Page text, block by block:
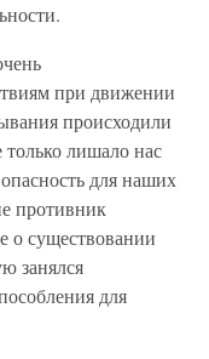
при движении
происходили
лишало нас
для наших
противник
о существовании
занялся
для